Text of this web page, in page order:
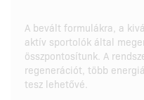
A bevált formulákra, a
aktív sportolók által
összpontosítunk. A
regenerációt, több
tesz lehetővé.